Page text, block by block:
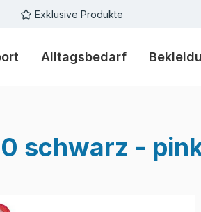
Exklusive Produkte
Alltagsbedarf
schwarz -